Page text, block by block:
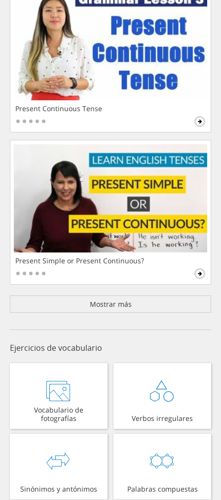
Present Continuous Tense
Present Simple or Present Continuous?
Mostrar más
Ejercicios de vocabulario
Vocabulario de
fotografías
Verbos irregulares
Sinónimos y antónimos Palabras compuestas